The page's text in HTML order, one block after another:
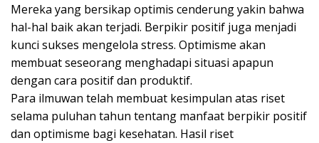
Mereka yang bersikap optimis cenderung yakin bahwa
hal-hal baik akan terjadi. Berpikir positif juga menjadi
kunci sukses mengelola stress. Optimisme akan
membuat seseorang menghadapi situasi apapun
dengan cara positif dan produktif.
Para ilmuwan telah membuat kesimpulan atas riset
selama puluhan tahun tentang manfaat berpikir positif
dan optimisme bagi kesehatan. Hasil riset